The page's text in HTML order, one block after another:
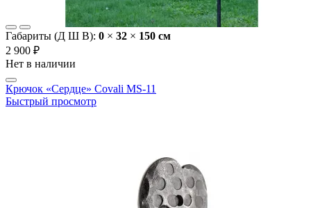
Габариты (Д Ш В): 0 × 32 × 150 cм
2 900 ₽
Нет в наличии
Крючок «Сердце» Covali MS-11
Быстрый просмотр